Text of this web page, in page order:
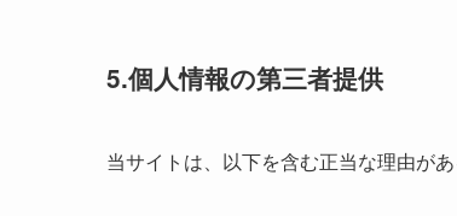
5.個人情報の第三者提供
当サイトは、以下を含む正当な理由が